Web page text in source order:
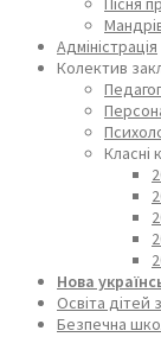
Адміністрація
Колектив
Класні
Нова
Освіта дітей
Безпечна